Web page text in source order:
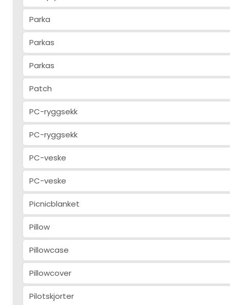
Parka
Parkas
Parkas
Patch
PC-ryggsekk
PC-ryggsekk
PC-veske
PC-veske
Picnicblanket
Pillow
Pillowcase
Pillowcover
Pilotskjorter